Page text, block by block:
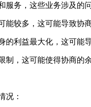
务，这些业务涉及的
较多，这可能导致协
利益最大化，这可能
，这可能使得协商的
况：